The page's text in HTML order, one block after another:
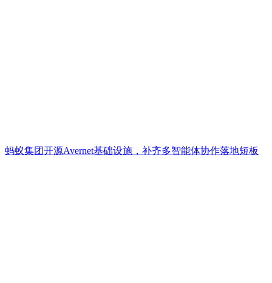
蚂蚁集团开源Avernet基础设施，补齐多智能体协作落地短板